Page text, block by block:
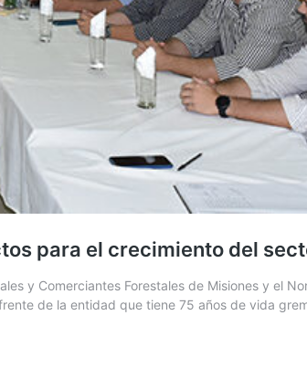
para el crecimiento del
y Comerciantes Forestales de Misiones y el
de la entidad que tiene 75 años de vida